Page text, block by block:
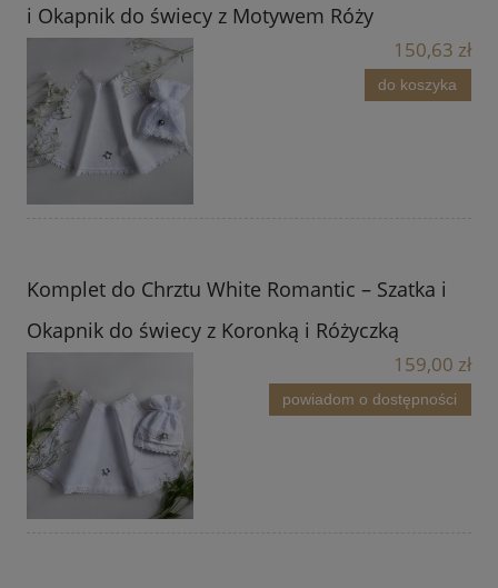
i Okapnik do świecy z Motywem Róży
150,63 zł
do koszyka
Komplet do Chrztu White Romantic – Szatka i
Okapnik do świecy z Koronką i Różyczką
159,00 zł
powiadom o dostępności